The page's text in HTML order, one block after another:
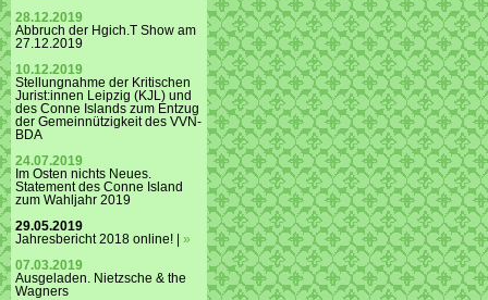
28.12.2019
Abbruch der Hgich.T Show am
27.12.2019
10.12.2019
Stellungnahme der Kritischen
Jurist:innen Leipzig (KJL) und
des Conne Islands zum Entzug
der Gemeinnützigkeit des VVN-
BDA
24.07.2019
Im Osten nichts Neues.
Statement des Conne Island
zum Wahljahr 2019
29.05.2019
Jahresbericht 2018 online! | »
07.03.2019
Ausgeladen. Nietzsche & the
Wagners